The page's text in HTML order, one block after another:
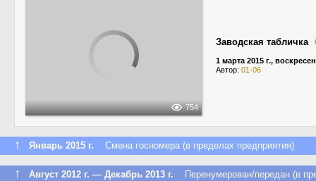
754
Заводская табличка
1 марта 2015 г.,
Автор: 01-06
↑ Январь 2015 г. Смена госномера (в пределах предприятия)
↑ Август 2012 г. — Декабрь 2013 г. Перенумерован/передан (в